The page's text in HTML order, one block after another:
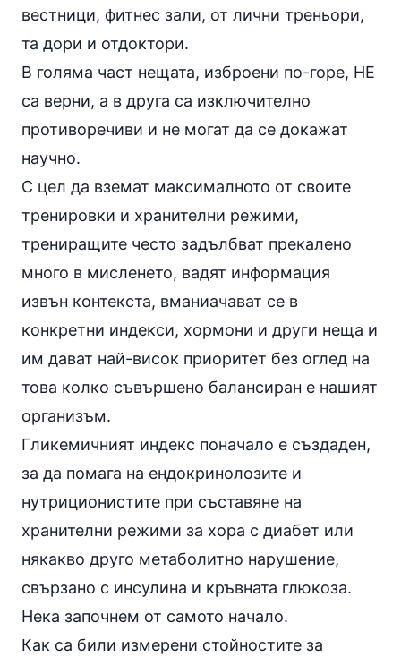
вестници, фитнес зали, от лични треньори,
та дори и отдоктори.
В голяма част нещата, изброени по-горе, НЕ
са верни, а в друга са изключително
противоречиви и не могат да се докажат
научно.
С цел да вземат максималното от своите
тренировки и хранителни режими,
трениращите често задълбват прекалено
много в мисленето, вадят информация
извън контекста, вманиачават се в
конкретни индекси, хормони и други неща и
им дават най-висок приоритет без оглед на
това колко съвършено балансиран е нашият
организъм.
Гликемичният индекс поначало е създаден,
за да помага на ендокринолозите и
нутриционистите при съставяне на
хранителни режими за хора с диабет или
някакво друго метаболитно нарушение,
свързано с инсулина и кръвната глюкоза.
Нека започнем от самото начало.
Как са били измерени стойностите за